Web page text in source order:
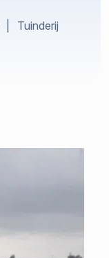
Tuinderij